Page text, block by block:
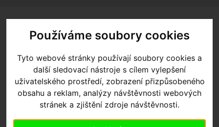
Používáme soubory cookies
Tyto webové stránky používají soubory cookies a
další sledovací nástroje s cílem vylepšení
uživatelského prostředí, zobrazení přizpůsobeného
obsahu a reklam, analýzy návštěvnosti webových
stránek a zjištění zdroje návštěvnosti.
HORSKÉ KOLO
SPECIALIZED CHISEL COMP
FS- Gloss Ion/ Smoke Liquid
Metal XS
Specialized
Kód výrobce:
93825-5201